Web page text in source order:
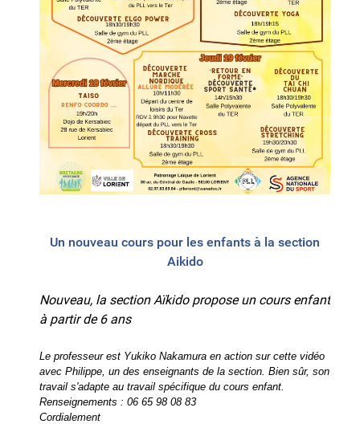
Un nouveau cours pour les enfants à la section
Aikido
Nouveau, la section Aïkido propose un cours enfant
à partir de 6 ans
Le professeur est Yukiko Nakamura en action sur cette vidéo
avec Philippe, un des enseignants de la section. Bien sûr, son
travail s'adapte au travail spécifique du cours enfant.
Renseignements : 06 65 98 08 83
Cordialement